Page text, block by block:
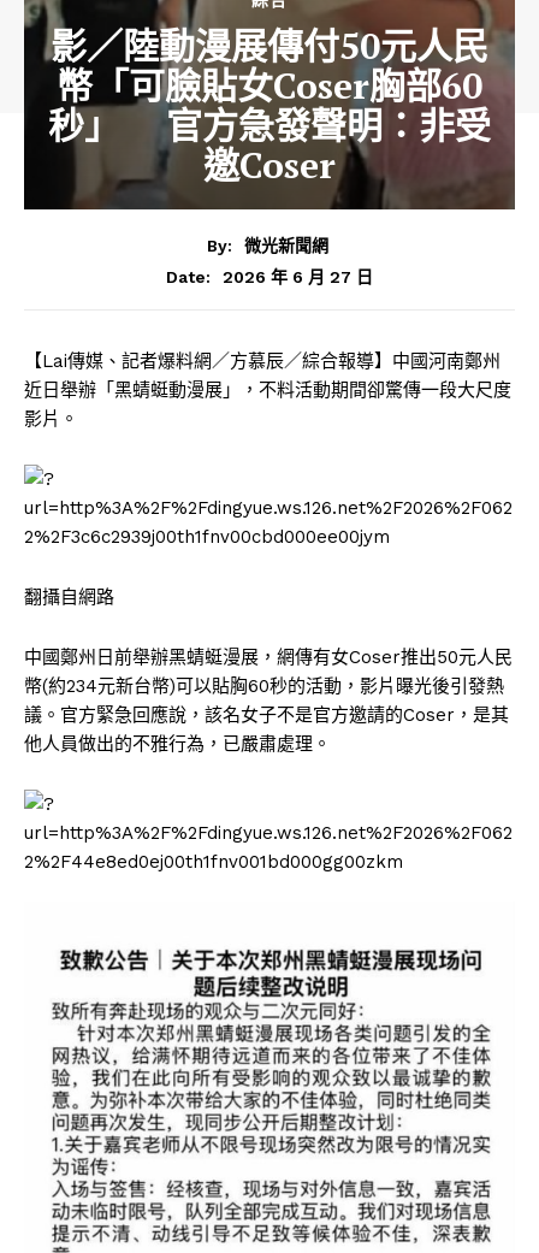
影／陸動漫展傳付50元人民
幣「可臉貼女Coser胸部60
秒」 官方急發聲明：非受
邀Coser
By:
微光新聞網
Date:
2026 年 6 月 27 日
【Lai傳媒、記者爆料網／方慕辰／綜合報導】中國河南鄭州
近日舉辦「黑蜻蜓動漫展」，不料活動期間卻驚傳一段大尺度
影片。
翻攝自網路
中國鄭州日前舉辦黑蜻蜓漫展，網傳有女Coser推出50元人民
幣(約234元新台幣)可以貼胸60秒的活動，影片曝光後引發熱
議。官方緊急回應說，該名女子不是官方邀請的Coser，是其
他人員做出的不雅行為，已嚴肅處理。